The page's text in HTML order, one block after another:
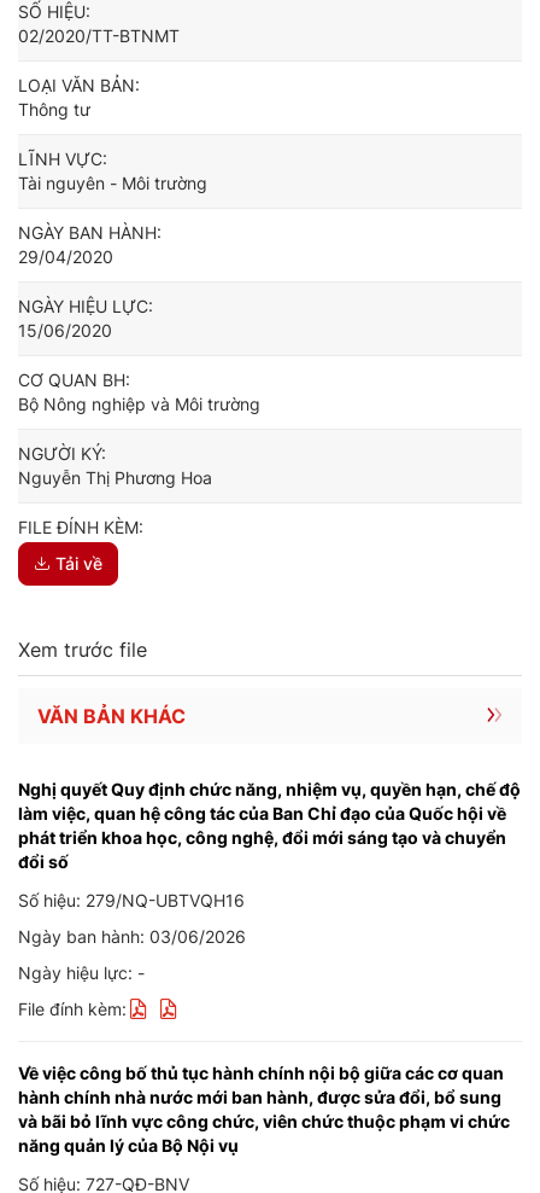
SỐ HIỆU:
02/2020/TT-BTNMT
LOẠI VĂN BẢN:
Thông tư
LĨNH VỰC:
Tài nguyên - Môi trường
NGÀY BAN HÀNH:
29/04/2020
NGÀY HIỆU LỰC:
15/06/2020
CƠ QUAN BH:
Bộ Nông nghiệp và Môi trường
NGƯỜI KÝ:
Nguyễn Thị Phương Hoa
FILE ĐÍNH KÈM:
Tải về
Xem trước file
VĂN BẢN KHÁC
Nghị quyết Quy định chức năng, nhiệm vụ, quyền hạn, chế độ
làm việc, quan hệ công tác của Ban Chỉ đạo của Quốc hội về
phát triển khoa học, công nghệ, đổi mới sáng tạo và chuyển
đổi số
Số hiệu: 279/NQ-UBTVQH16
Ngày ban hành: 03/06/2026
Ngày hiệu lực: -
File đính kèm:
Về việc công bố thủ tục hành chính nội bộ giữa các cơ quan
hành chính nhà nước mới ban hành, được sửa đổi, bổ sung
và bãi bỏ lĩnh vực công chức, viên chức thuộc phạm vi chức
năng quản lý của Bộ Nội vụ
Số hiệu: 727-QĐ-BNV